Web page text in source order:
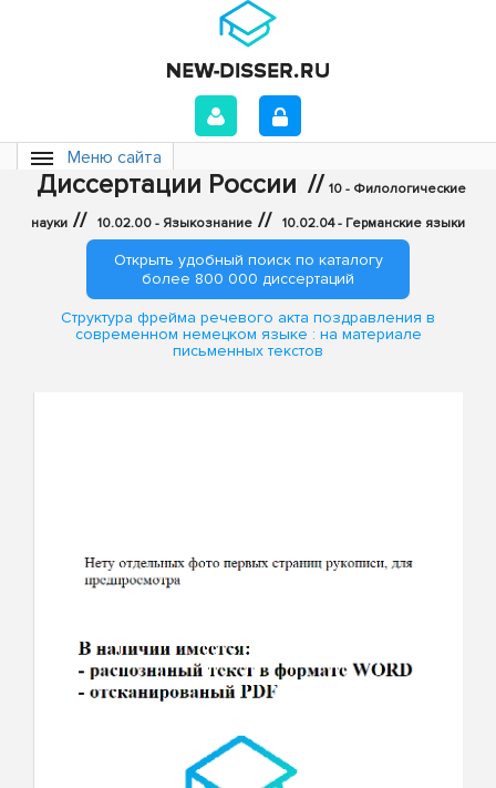
Меню сайта
Диссертации России // 10 - Филологические
науки // 10.02.00 - Языкознание // 10.02.04 - Германские языки
Открыть удобный поиск по каталогу
более 800 000 диссертаций
Структура фрейма речевого акта поздравления в
современном немецком языке : на материале
письменных текстов